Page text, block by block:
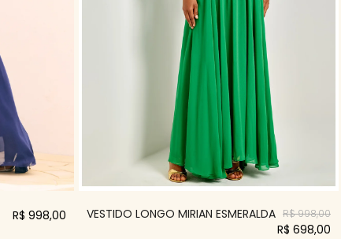
R$ 998,00 VESTIDO LONGO MIRIAN ESMERALDA R$ 998,00
R$ 698,00